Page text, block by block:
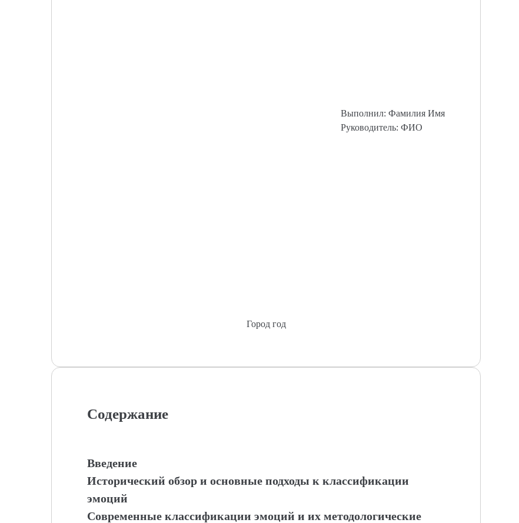
Выполнил: Фамилия Имя
Руководитель: ФИО
Город год
Содержание
Введение
Исторический обзор и основные подходы к классификации
эмоций
Современные классификации эмоций и их методологические